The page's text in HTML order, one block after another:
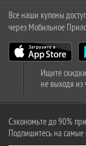
Все наши купоны
через Мобильное
Ищите
не выходя из
Сэкономьте до 90%
Подпишитесь на